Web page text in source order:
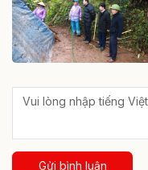
Gửi bình luận